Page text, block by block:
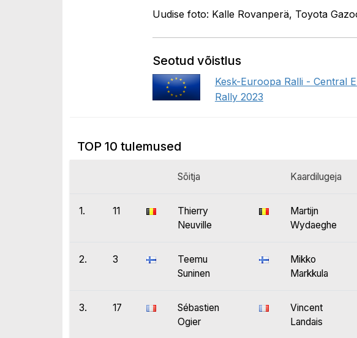
Uudise foto: Kalle Rovanperä, Toyota
Seotud võistlus
Kesk-Euroopa Ralli - Central
Rally 2023
TOP 10 tulemused
Sõitja Kaardilugeja
1. 11
Thierry
Neuville
Martijn
Wydaeghe
2. 3
Teemu
Suninen
Mikko
Markkula
3. 17
Sébastien
Ogier
Vincent
Landais